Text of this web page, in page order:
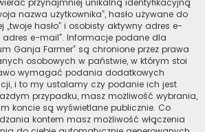
przynajmniej unikalną identyfikacyjną
nazwa użytkownika”, hasło używane do
hasło” i osobisty aktywny adres e-
e-mail”. Informacje podane dla
Ganja Farmer” są chronione przez prawa
osobowych w państwie, w którym stoi
wymagać podania dodatkowych
i to my ustalamy czy podanie ich jest
przypadku, masz możliwość wybrania,
koncie są wyświetlane publicznie. Co
kontem masz możliwość włączenia